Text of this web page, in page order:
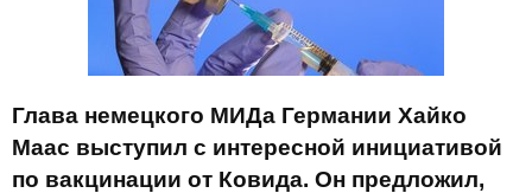
Глава немецкого МИДа Германии Хайко
Маас выступил с интересной инициативой
по вакцинации от Ковида. Он предложил,